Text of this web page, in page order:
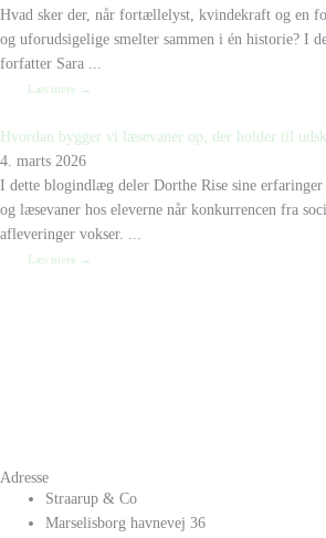
Hvad sker der, når fortællelyst, kvindekraft og en
og uforudsigelige smelter sammen i én historie? I
forfatter Sara ...
Læs mere →
Hvordan bygger vi læsevaner op, der holder til
4. marts 2026
I dette blogindlæg deler Dorthe Rise sine
og læsevaner hos eleverne når konkurrencen fra
afleveringer vokser. ...
Læs mere →
Adresse
Straarup & Co
Marselisborg havnevej 36